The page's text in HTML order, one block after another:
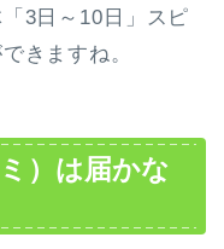
「3日～10日」 スピ
きますね。
）は届かな